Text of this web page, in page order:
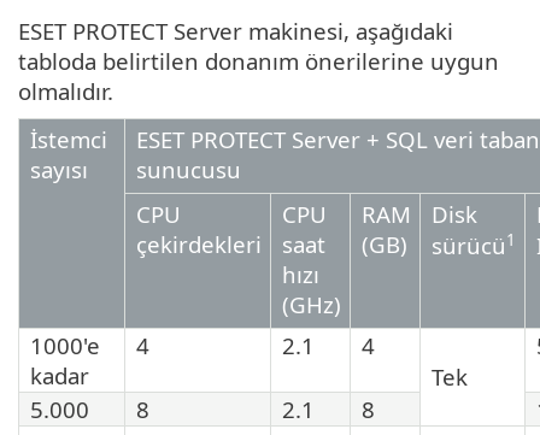
ESET PROTECT Server makinesi, aşağıdaki
tabloda belirtilen donanım önerilerine uygun
olmalıdır.
İstemci
sayısı
ESET PROTECT Server + SQL veri
sunucusu
CPU
çekirdekleri
CPU
saat
hızı
(GHz)
RAM
(GB)
Disk
sürücü1
1000'e
kadar
4 2.1
4
Tek
5.000 8 2.1 8